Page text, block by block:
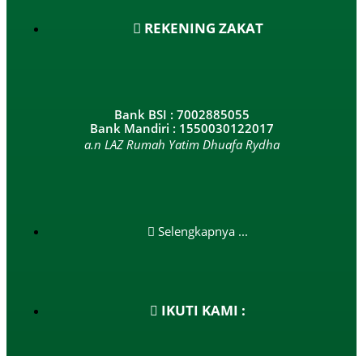
REKENING ZAKAT
Bank BSI : 7002885055
Bank Mandiri : 1550030122017
a.n LAZ Rumah Yatim Dhuafa Rydha
Selengkapnya ...
IKUTI KAMI :